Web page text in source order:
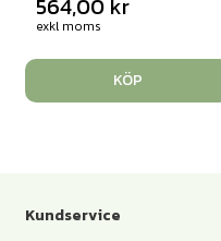
564,00 kr
exkl moms
KÖP
Kundservice